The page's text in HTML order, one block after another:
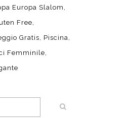
Europa Slalom
Free
Gratis
Piscina
Femminile